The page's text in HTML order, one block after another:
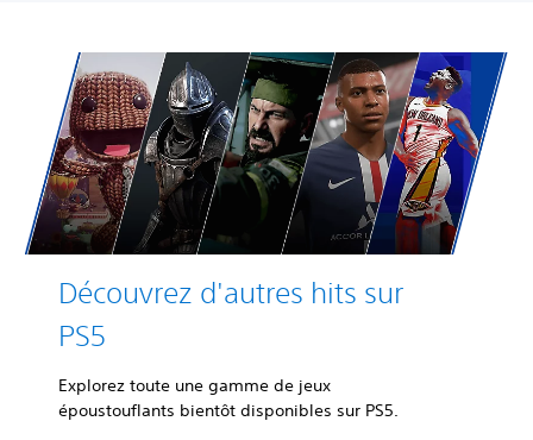
Découvrez d'autres hits sur
PS5
Explorez toute une gamme de jeux
époustouflants bientôt disponibles sur PS5.